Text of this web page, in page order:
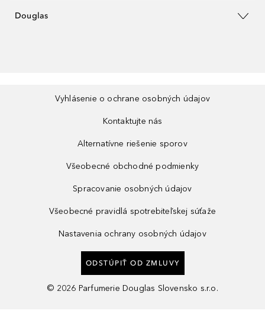
Douglas
Vyhlásenie o ochrane osobných údajov
Kontaktujte nás
Alternatívne riešenie sporov
Všeobecné obchodné podmienky
Spracovanie osobných údajov
Všeobecné pravidlá spotrebiteľskej súťaže
Nastavenia ochrany osobných údajov
ODSTÚPIŤ OD ZMLUVY
© 2026 Parfumerie Douglas Slovensko s.r.o.